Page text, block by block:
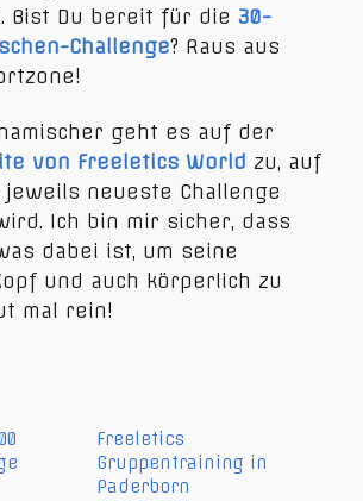
Bist Du bereit für die 30-
Challenge? Raus aus
geht es auf der
von Freeletics World zu, auf
neueste Challenge
Ich bin mir sicher, dass
dabei ist, um seine
und auch körperlich zu
mal rein!
Freeletics
Gruppentraining in
Paderborn